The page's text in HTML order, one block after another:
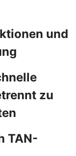
und
zu
TAN-